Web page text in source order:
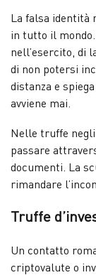
La falsa identità
in tutto il
nell’esercito, di
di non potersi
distanza e
avviene mai.
Nelle truffe
passare
documenti. La
rimandare
Truffe
Un contatto
criptovalute o